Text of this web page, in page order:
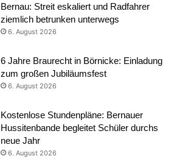
Bernau: Streit eskaliert und Radfahrer
ziemlich betrunken unterwegs
6. August 2026
6 Jahre Braurecht in Börnicke: Einladung
zum großen Jubiläumsfest
6. August 2026
Kostenlose Stundenpläne: Bernauer
Hussitenbande begleitet Schüler durchs
neue Jahr
6. August 2026